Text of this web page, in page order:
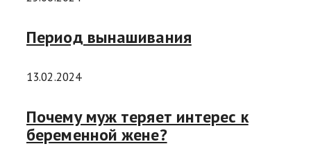
Период вынашивания
13.02.2024
Почему муж теряет интерес к
беременной жене?